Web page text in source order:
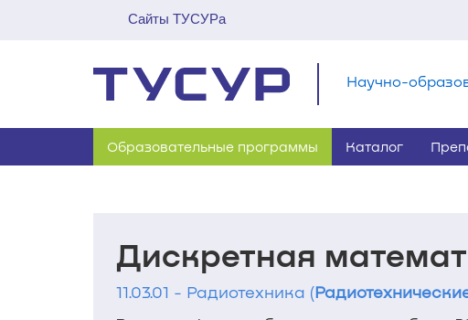
Сайты ТУСУРа
Научно-
Образовательные программы Каталог
Дискретная
11.03.01 - Радиотехника (